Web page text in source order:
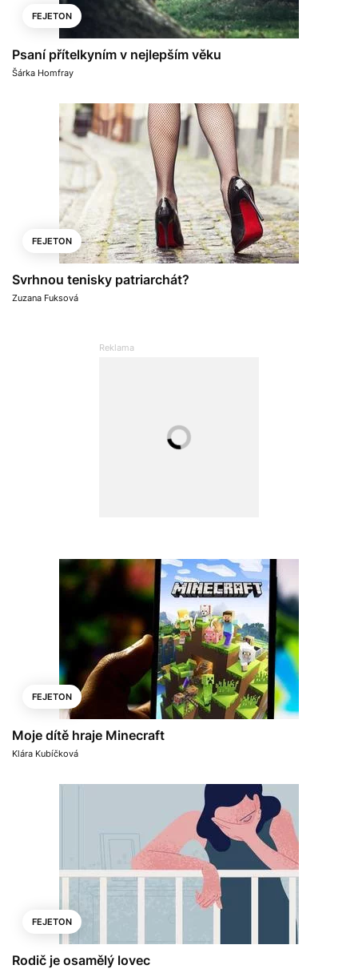
FEJETON
Psaní přítelkyním v nejlepším věku
Šárka Homfray
FEJETON
Svrhnou tenisky patriarchát?
Zuzana Fuksová
FEJETON
Moje dítě hraje Minecraft
Klára Kubíčková
FEJETON
Rodič je osamělý lovec